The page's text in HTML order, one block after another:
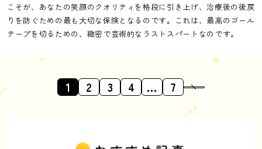
こそが、あなたの笑顔のクオリティを格段に引き上げ、治療後の後戻
りを防ぐための最も大切な保険となるのです。これは、最高のゴール
テープを切るための、緻密で芸術的なラストスパートなのです。
1 2 3 4 … 7